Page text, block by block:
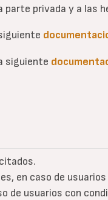
parte privada y a las
siguiente
en caso de
de usuarios con